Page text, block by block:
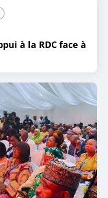
à la RDC face à